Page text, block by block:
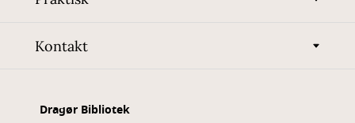
Kontakt
Dragør Bibliotek